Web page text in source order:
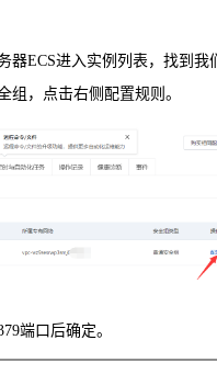
器ECS进入实例列表，找到
组，点击右侧配置规则。
端口后确定。